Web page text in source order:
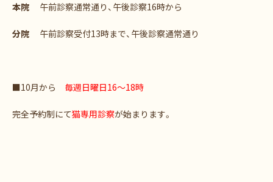
本院 午前診察通常通り、午後診察16時から
分院 午前診察受付13時まで、午後診察通常通り
■10月から 毎週日曜日16～18時
完全予約制にて猫専用診察が始まります。